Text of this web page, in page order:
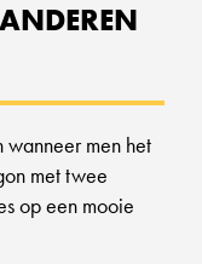
wanneer men het
met twee
op een mooie